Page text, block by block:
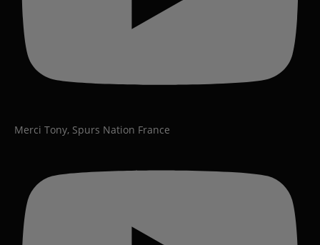
Merci Tony, Spurs Nation France